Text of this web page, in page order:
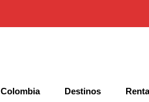
Colombia Destinos